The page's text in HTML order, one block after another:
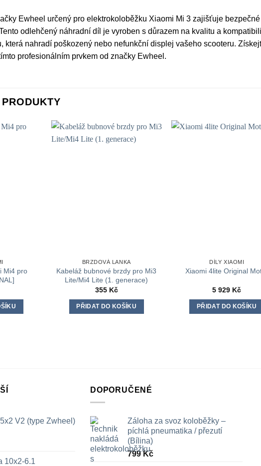
Ewheel určený pro elektrokoloběžku Xiaomi Mi 3 zajišťuje
odlehčený náhradní díl je vyroben s důrazem na kvalitu a
která nahradí poškozený nebo nefunkční displej vašeho scooteru.
profesionálním prvkem od značky Ewheel.
Mi4 pro
BRZDOVÁ LANKA
Kabeláž bubnové brzdy pro Mi3
Lite/Mi4 Lite (1. generace)
355 Kč
PŘIDAT DO KOŠÍKU
DÍLY XIAOMI
Xiaomi 4lite Original
5 929 Kč
PŘIDAT DO KOŠÍKU
V2 (type Zwheel)
10x2-6.1
DOPORUČENÉ
Záloha za svoz koloběžky –
píchlá pneumatika / přezutí
(Bílina)
799Kč